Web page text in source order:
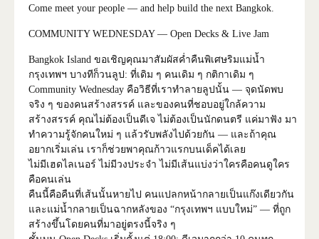
Come meet your people — and help build the next Bangkok.
COMMUNITY WEDNESDAY — Open Decks & Live Jam
Bangkok Island ขอเชิญคุณมาสัมผัสค่ำคืนพิเศษริมแม่น้ำ
กรุงเทพฯ บางทีก็วนลูป: ที่เดิม ๆ คนเดิม ๆ กติกาเดิม ๆ
Community Wednesday คือวิธีที่เราทำลายลูปนั้น — จุดนัดพบ
จริง ๆ ของคนสร้างสรรค์ และของคนที่ชอบอยู่ใกล้ความ
สร้างสรรค์ คุณไม่ต้องเป็นดีเจ ไม่ต้องเป็นนักดนตรี แค่มาฟัง มา
ทำความรู้จักคนใหม่ ๆ แล้วรับพลังไปด้วยกัน — และถ้าคุณ
อยากเริ่มเล่น เราก็ช่วยพาคุณก้าวแรกบนเด็คได้เลย
ไม่มีเฮดไลเนอร์ ไม่มีวงประจำ ไม่มีเส้นแบ่งว่าใครคือคนดูใคร
คือคนเล่น
คืนนี้คือคืนที่เส้นนั้นหายไป คนแปลกหน้ากลายเป็นแก๊งเดียวกัน
และแม่น้ำกลายเป็นฉากหลังของ “กรุงเทพฯ แบบใหม่” — ที่ถูก
สร้างขึ้นโดยคนที่มาอยู่ตรงนี้จริง ๆ